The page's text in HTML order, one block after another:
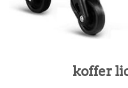
koffer